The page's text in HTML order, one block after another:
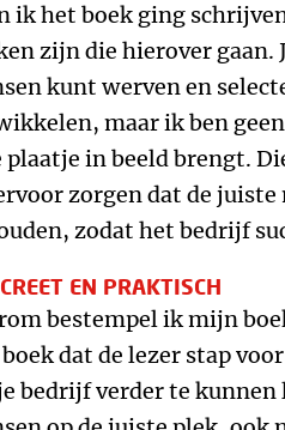
ik het boek ging
zijn die hierover gaan.
kunt werven en
maar ik ben
plaatje in beeld brengt.
zorgen dat de
zodat het bedrijf
EN PRAKTISCH
bestempel ik mijn
dat de lezer stap
bedrijf verder te